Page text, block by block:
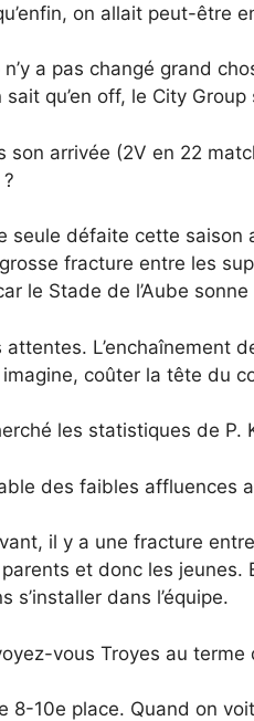
on allait peut-être
a pas changé grand
qu’en off, le City
son arrivée (2V en 22
seule défaite cette
fracture entre les
le Stade de l’Aube
L’enchaînement
coûter la tête du
les statistiques de
des faibles affluences
il y a une fracture
et donc les
s’installer dans l’équipe.
vous Troyes au terme
8-10e place. Quand on